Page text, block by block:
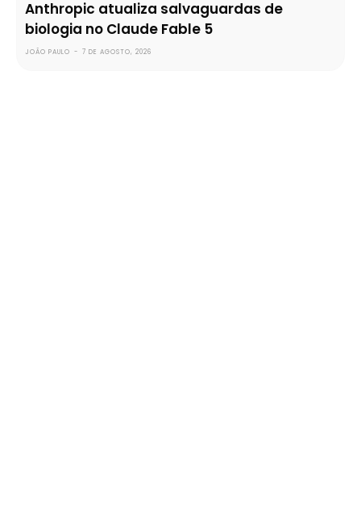
Anthropic atualiza salvaguardas de
biologia no Claude Fable 5
JOÃO PAULO - 7 DE AGOSTO, 2026